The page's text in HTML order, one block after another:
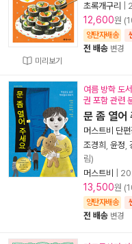
미리보기
초록개구리
12,600원
양탄자배송
전 배송 변경
여름 방학 도
권 포함 관련
문 좀 열어
머스트비 단편
조경희 윤정
림)
머스트비
13,500원
양탄자배송
전 배송 변경